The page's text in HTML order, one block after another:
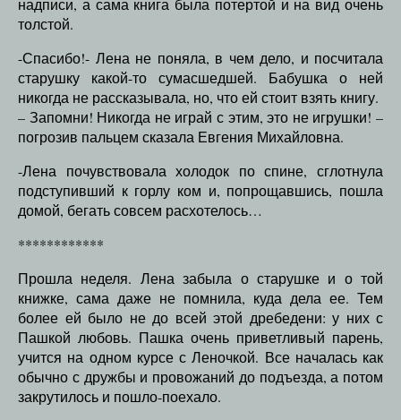
надписи, а сама книга была потертой и на вид очень
толстой.
-Спасибо!- Лена не поняла, в чем дело, и посчитала
старушку какой-то сумасшедшей. Бабушка о ней
никогда не рассказывала, но, что ей стоит взять книгу.
– Запомни! Никогда не играй с этим, это не игрушки! –
погрозив пальцем сказала Евгения Михайловна.
-Лена почувствовала холодок по спине, сглотнула
подступивший к горлу ком и, попрощавшись, пошла
домой, бегать совсем расхотелось…
************
Прошла неделя. Лена забыла о старушке и о той
книжке, сама даже не помнила, куда дела ее. Тем
более ей было не до всей этой дребедени: у них с
Пашкой любовь. Пашка очень приветливый парень,
учится на одном курсе с Леночкой. Все началась как
обычно с дружбы и провожаний до подъезда, а потом
закрутилось и пошло-поехало.